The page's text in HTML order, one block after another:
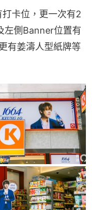
卡位，更一次有2
左側Banner位置有
有姜濤人型紙牌等